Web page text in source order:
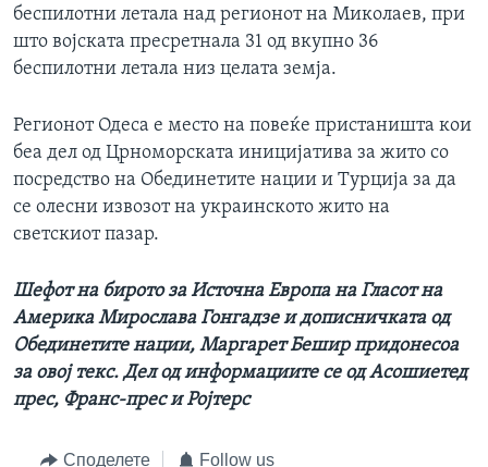
беспилотни летала над регионот на Миколаев, при
што војската пресретнала 31 од вкупно 36
беспилотни летала низ целата земја.
Регионот Одеса е место на повеќе пристаништа кои
беа дел од Црноморската иницијатива за жито со
посредство на Обединетите нации и Турција за да
се олесни извозот на украинското жито на
светскиот пазар.
Шефот на бирото за Источна Европа на Гласот на
Америка Мирослава Гонгадзе и дописничката од
Обединетите нации, Маргарет Бешир придонесоа
за овој текс. Дел од информациите се од Асошиетед
прес, Франс-прес и Ројтерс
Споделете Follow us